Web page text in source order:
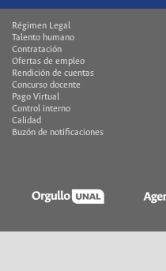
Régimen Legal
Talento humano
Contratación
Ofertas de empleo
Rendición de cuentas
Concurso docente
Pago Virtual
Control interno
Calidad
Buzón de notificaciones